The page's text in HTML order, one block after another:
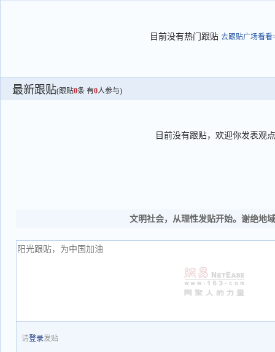
目前没有热门跟贴 去跟贴广场看看
最新跟贴(跟贴0条 有0人参与)
目前没有跟贴，欢迎你发表观点
文明社会，从理性发贴开始。谢绝地
请登录发贴